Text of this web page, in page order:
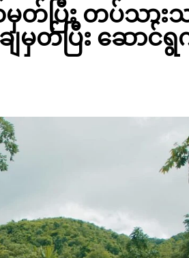
တ်ပြီး တပ်သား
ျမှတ်ပြီး ဆောင်